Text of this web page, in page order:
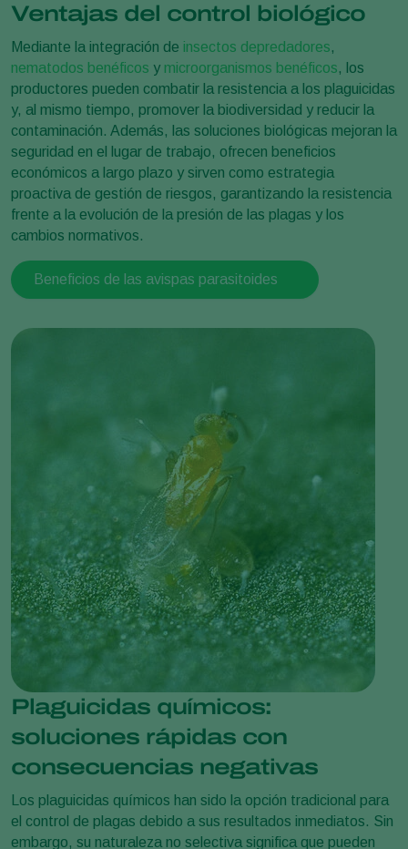
Ventajas del control biológico
Mediante la integración de insectos depredadores,
nematodos benéficos y microorganismos benéficos, los
productores pueden combatir la resistencia a los plaguicidas
y, al mismo tiempo, promover la biodiversidad y reducir la
contaminación. Además, las soluciones biológicas mejoran la
seguridad en el lugar de trabajo, ofrecen beneficios
económicos a largo plazo y sirven como estrategia
proactiva de gestión de riesgos, garantizando la resistencia
frente a la evolución de la presión de las plagas y los
cambios normativos.
Beneficios de las avispas parasitoides
Plaguicidas químicos:
soluciones rápidas con
consecuencias negativas
Los plaguicidas químicos han sido la opción tradicional para
el control de plagas debido a sus resultados inmediatos. Sin
embargo, su naturaleza no selectiva significa que pueden